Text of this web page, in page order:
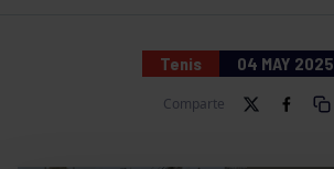
Tenis 04 MAY 2025
Comparte